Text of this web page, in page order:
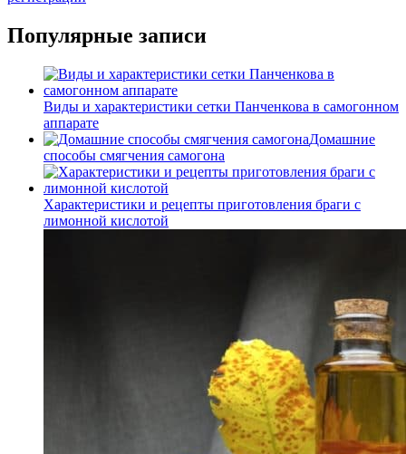
Популярные записи
Виды и характеристики сетки Панченкова в самогонном
аппарате
Домашние
способы смягчения самогона
Характеристики и рецепты приготовления браги с
лимонной кислотой